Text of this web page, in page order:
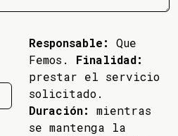
Responsable:
Que
Femos. Finalidad:
prestar el servicio
solicitado.
Duración:
mientras
se mantenga la